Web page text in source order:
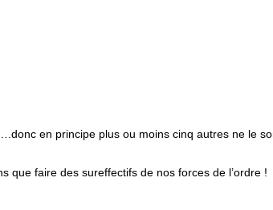
en principe plus ou moins cinq autres ne le
que faire des sureffectifs de nos forces de l’ordre !